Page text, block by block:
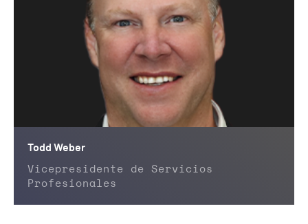
Todd Weber
Vicepresidente de Servicios
Profesionales